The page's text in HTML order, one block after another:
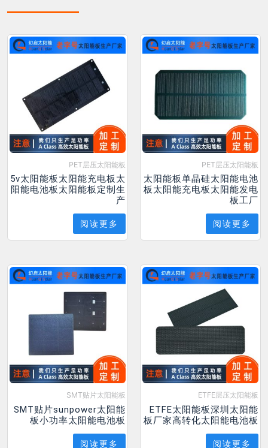
PET层压太阳能板
5v太阳能板太阳能充电板太
阳能电池板太阳能板定制生
产
阅读更多
PET层压太阳能板
太阳能板单晶硅太阳能电池
板太阳能充电板太阳能发电
板工厂
阅读更多
SMT贴片太阳能板
SMT贴片sunpower太阳能
板小功率太阳能电池板
阅读更多
ETFE层压太阳能板
ETFE太阳能板深圳太阳能
板厂家高转化太阳能电池板
阅读更多